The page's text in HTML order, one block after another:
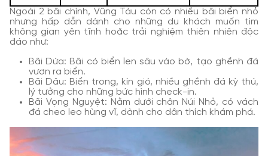
Ngoài 2 bãi chính, Vũng Tàu còn có nhiều bãi biển nhỏ
nhưng hấp dẫn dành cho những du khách muốn tìm
không gian yên tĩnh hoặc trải nghiệm thiên nhiên độc
đáo như:
Bãi Dứa: Bãi có biển len sâu vào bờ, tạo ghềnh đá
vươn ra biển.
Bãi Dâu: Biển trong, kín gió, nhiều ghềnh đá kỳ thú,
lý tưởng cho những bức hình check-in.
Bãi Vọng Nguyệt: Nằm dưới chân Núi Nhỏ, có vách
đá cheo leo hùng vĩ, dành cho dân thích khám phá.